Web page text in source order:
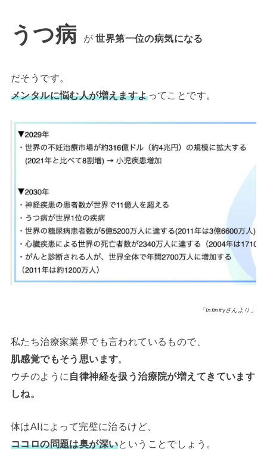
うつ病 が世界第一位の病気になる
だそうです。
メンタルに悩む人が増えますよってことです。
「Infinityさんより」
私たち治療家業界でも言われているもので、
肌感覚でもそう思います。
ウチのように 自律神経を扱う治療院が増えてきています
しね。
体はAIによって完璧に治るけど、
ココロの問題は奥が深いということでしょう。